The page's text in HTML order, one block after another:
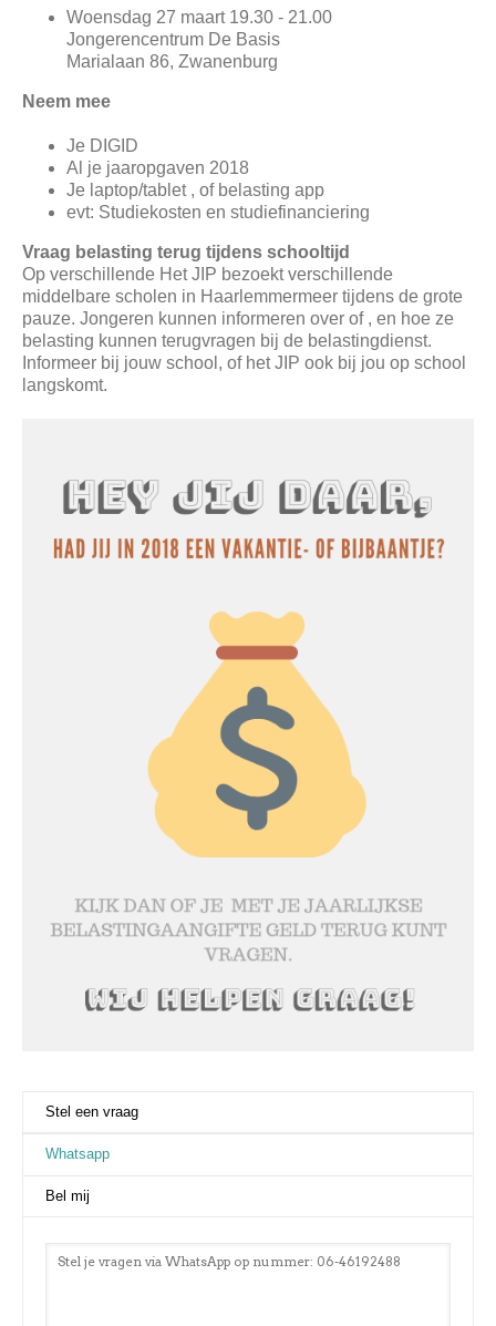
Woensdag 27 maart 19.30 - 21.00
Jongerencentrum De Basis
Marialaan 86, Zwanenburg
Neem mee
Je DIGID
Al je jaaropgaven 2018
Je laptop/tablet , of belasting app
evt: Studiekosten en studiefinanciering
Vraag belasting terug tijdens schooltijd
Op verschillende Het JIP bezoekt verschillende
middelbare scholen in Haarlemmermeer tijdens de grote
pauze. Jongeren kunnen informeren over of , en hoe ze
belasting kunnen terugvragen bij de belastingdienst.
Informeer bij jouw school, of het JIP ook bij jou op school
langskomt.
Stel een vraag
Whatsapp
Bel mij
Stel je vragen via WhatsApp op nummer: 06-46192488